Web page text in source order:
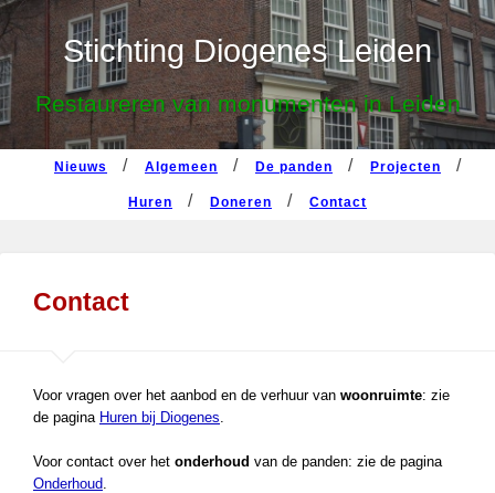
Stichting Diogenes Leiden
Restaureren van monumenten in Leiden
nieuws algemeen de panden projecten
huren doneren contact
nieuws algemeen de panden projecten
huren doneren contact
Contact
Voor vragen over het aanbod en de verhuur van woonruimte: zie
de pagina Huren bij Diogenes.
Voor contact over het onderhoud van de panden: zie de pagina
Onderhoud.